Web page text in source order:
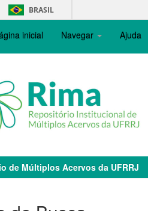
BRASIL
inicial Navegar Ajuda
de Múltiplos Acervos da UFRRJ